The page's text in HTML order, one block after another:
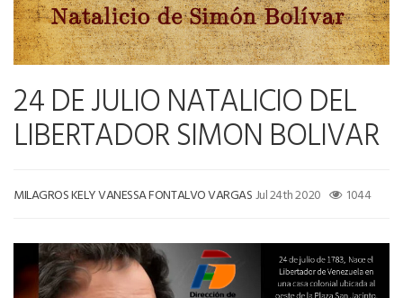
24 DE JULIO NATALICIO DEL
LIBERTADOR SIMON BOLIVAR
MILAGROS KELY VANESSA FONTALVO VARGASJul 24th 2020 1044